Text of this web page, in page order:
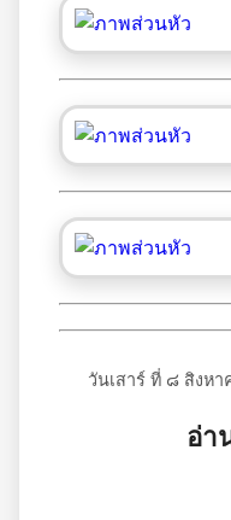
วันเสาร์ ที่ ๘ สิงห
อ่า